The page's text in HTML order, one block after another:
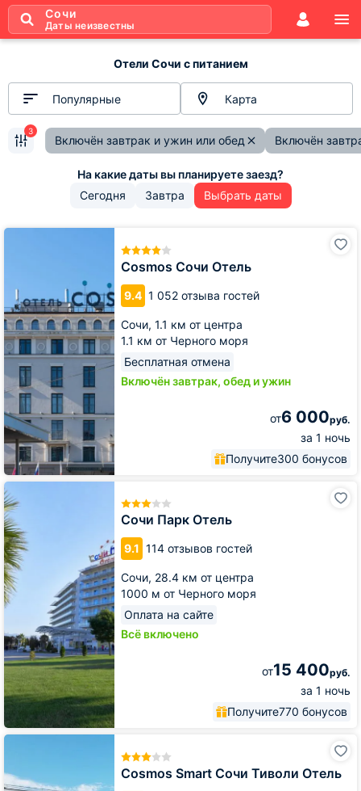
Сочи
Даты неизвестны
Отели Сочи с питанием
Популярные Карта
Включён завтрак и ужин или обед Включён
3
Сегодня Завтра Выбрать даты
Cosmos Сочи Отель
9.4 1 052 отзыва гостей
Сочи, 1.1 км от центра
1.1 км от Черного моря
Бесплатная отмена
Включён завтрак, обед и ужин
от6 000руб.
за 1 ночь
Получите300 бонусов
Cosmos
Сочи Парк Отель
9.1 114 отзывов гостей
Сочи, 28.4 км от центра
1000 м от Черного моря
Оплата на сайте
Всё включено
от15 400руб.
за 1 ночь
Получите770 бонусов
Сочи
Парк
Отель
Cosmos Smart Сочи Тиволи Отель
Cosmos
Сочи
Тиволи